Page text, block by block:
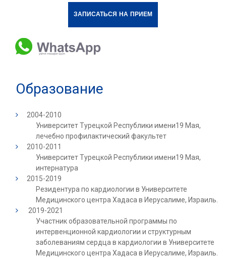
ЗАПИСАТЬСЯ НА ПРИЕМ
Образование
2004-2010
Университет Турецкой Республики имени19 Мая,
лечебно профилактический факультет
2010-2011
Университет Турецкой Республики имени19 Мая,
интернатура
2015-2019
Резидентура по кардиологии в Университете
Медицинского центра Хадаса в Иерусалиме, Израиль.
2019-2021
Участник образовательной программы по
интервенционной кардиологии и структурным
заболеваниям сердца в кардиологии в Университете
Медицинского центра Хадаса в Иерусалиме, Израиль.